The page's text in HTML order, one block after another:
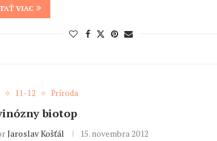
VIAC
11-12 Príroda
biotop
Jaroslav Košťál 15. novembra 2012